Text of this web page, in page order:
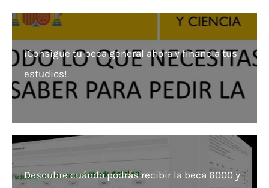
¡Consigue tu beca general ahora y financia tus
estudios!
Descubre cuándo podrás recibir la beca 6000 y